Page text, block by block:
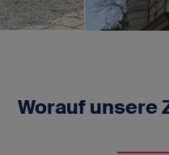
Worauf unsere